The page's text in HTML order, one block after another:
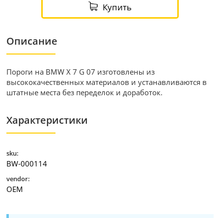
Купить
Описание
Пороги на BMW X 7 G 07 изготовлены из
высококачественных материалов и устанавливаются в
штатные места без переделок и доработок.
Характеристики
sku:
BW-000114
vendor:
OEM